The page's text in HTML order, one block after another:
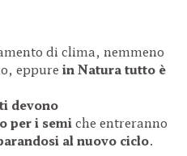
di clima, nemmeno
eppure in Natura tutto è
devono
per i semi che entreranno
al nuovo ciclo.